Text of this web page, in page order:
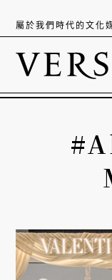
屬於我們時代的文化